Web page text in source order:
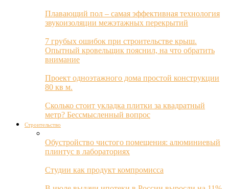
Плавающий пол – самая эффективная технология
звукоизоляции межэтажных перекрытий
7 грубых ошибок при строительстве крыш.
Опытный кровельщик пояснил, на что обратить
внимание
Проект одноэтажного дома простой конструкции
80 кв м.
Сколько стоит укладка плитки за квадратный
метр? Бессмысленный вопрос
Строительство
Обустройство чистого помещения: алюминиевый
плинтус в лабораториях
Студии как продукт компромисса